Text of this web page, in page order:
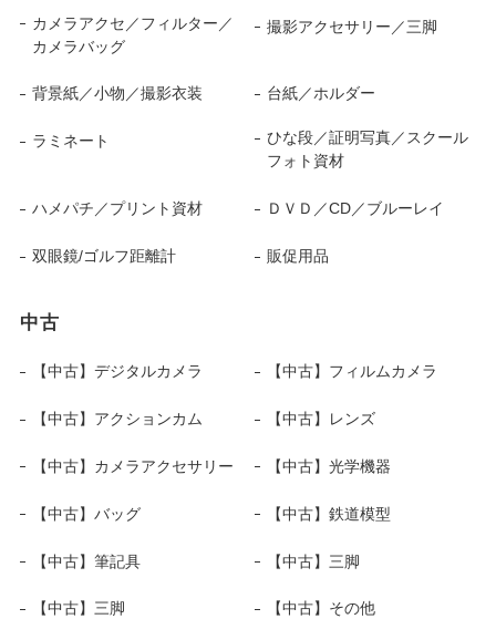
カメラアクセ／フィルター／
カメラバッグ
撮影アクセサリー／三脚
背景紙／小物／撮影衣装 台紙／ホルダー
ラミネート
ひな段／証明写真／スクール
フォト資材
ハメパチ／プリント資材 ＤＶＤ／CD／ブルーレイ
双眼鏡/ゴルフ距離計 販促用品
中古
【中古】デジタルカメラ 【中古】フィルムカメラ
【中古】アクションカム 【中古】レンズ
【中古】カメラアクセサリー 【中古】光学機器
【中古】バッグ 【中古】鉄道模型
【中古】筆記具 【中古】三脚
【中古】三脚 【中古】その他